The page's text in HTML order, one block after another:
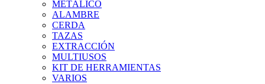
METÁLICO
ALAMBRE
CERDA
TAZAS
EXTRACCIÓN
MULTIUSOS
KIT DE HERRAMIENTAS
VARIOS